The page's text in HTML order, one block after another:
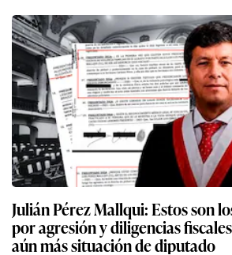
“La organización está recuperando el
Neuhaus, expresidente de Lima 2019, sobre
de Lima 2027 y en qué más está
Aerolíneas responden a LAP sobre la TUUA
internacionales: “Una reducción parcial
desventaja competitiva de fondo”
Héctor Lavoe en Lima: hace 40 años el
Cantantes’ hizo bailar a la Feria del Hogar |
Lo último en Actualidad